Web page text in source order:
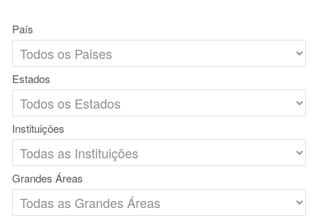
País
Estados
Instituições
Grandes Áreas